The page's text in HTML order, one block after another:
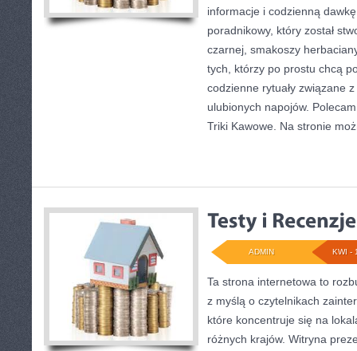
informacje i codzienną
poradnikowy, który został
czarnej, smakoszy
tych, którzy po prostu chcą
codzienne rytuały związane
ulubionych napojów.
Triki Kawowe. Na stronie
KWI -
ADMIN
Ta strona internetowa to
z myślą o czytelnikach
które koncentruje się na
różnych krajów. Witryna